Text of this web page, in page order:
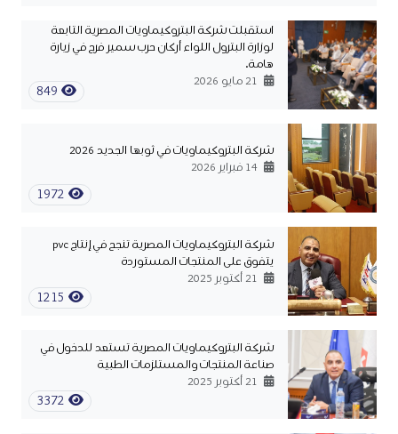
849
استقبلت شركة البتروكيماويات المصرية التابعة
لوزارة البترول اللواء أركان حرب سمير فرج في زيارة
هامة.
1972
شركة البتروكيماويات في ثوبها الجديد 2026
1215
شركة البتروكيماويات المصرية تنجح في إنتاج pvc
يتفوق على المنتجات المستوردة
3372
شركة البتروكيماويات المصرية تستعد للدخول في
صناعة المنتجات والمستلزمات الطبية